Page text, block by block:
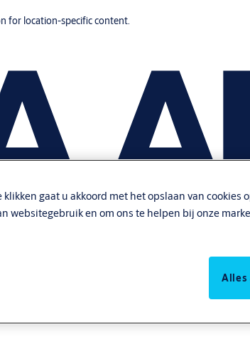
for location-specific content.
klikken gaat u akkoord met het opslaan van
websitegebruik en om ons te helpen bij onze
Alles